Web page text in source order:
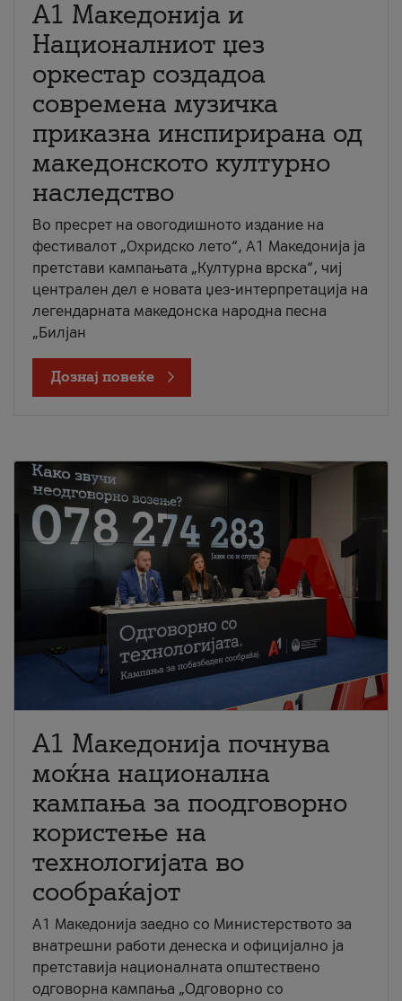
А1 Македонија и
Националниот џез
оркестар создадоа
современа музичка
приказна инспирирана од
македонското културно
наследство
Во пресрет на овогодишното издание на
фестивалот „Охридско лето“, А1 Македонија ја
претстави кампањата „Културна врска“, чиј
централен дел е новата џез-интерпретација на
легендарната македонска народна песна
„Билјан
Дознај повеќе
A1 Македонија почнува
моќна национална
кампања за поодговорно
користење на
технологијата во
сообраќајот
A1 Македонија заедно со Министерството за
внатрешни работи денеска и официјално ја
претставија националната општествено
одговорна кампања „Одговорно со